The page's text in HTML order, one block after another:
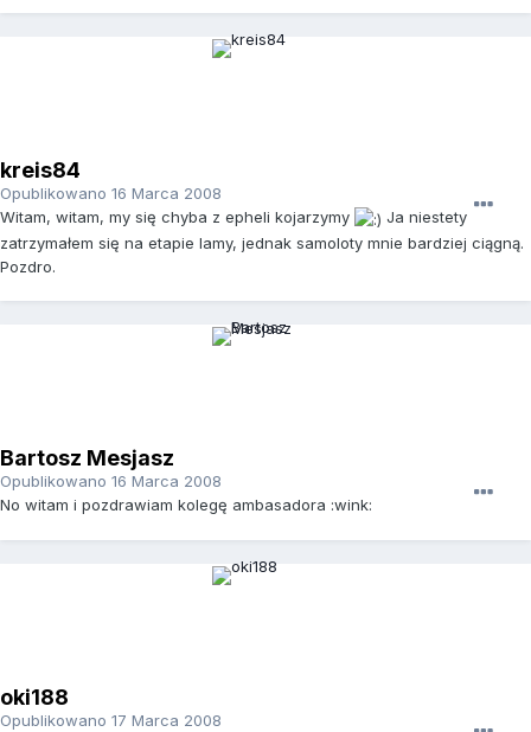
kreis84
Opublikowano 16 Marca 2008
Witam, witam, my się chyba z epheli kojarzymy
Ja niestety
zatrzymałem się na etapie lamy, jednak samoloty mnie bardziej ciągną.
Pozdro.
Bartosz Mesjasz
Opublikowano 16 Marca 2008
No witam i pozdrawiam kolegę ambasadora :wink:
oki188
Opublikowano 17 Marca 2008